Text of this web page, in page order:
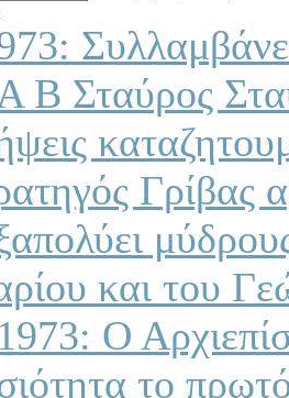
Σταύρος
Γρίβας
και του
Ο
το